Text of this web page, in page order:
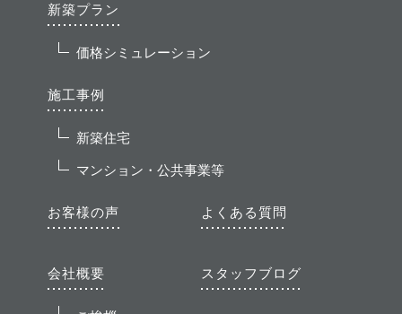
新築プラン
価格シミュレーション
施工事例
新築住宅
マンション・公共事業等
お客様の声 よくある質問
会社概要 スタッフブログ